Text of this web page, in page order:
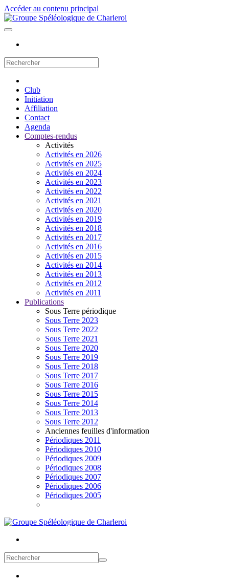
Accéder au contenu principal
Club
Initiation
Affiliation
Contact
Agenda
Comptes-rendus
Activités
Activités en 2026
Activités en 2025
Activités en 2024
Activités en 2023
Activités en 2022
Activités en 2021
Activités en 2020
Activités en 2019
Activités en 2018
Activités en 2017
Activités en 2016
Activités en 2015
Activités en 2014
Activités en 2013
Activités en 2012
Activités en 2011
Publications
Sous Terre périodique
Sous Terre 2023
Sous Terre 2022
Sous Terre 2021
Sous Terre 2020
Sous Terre 2019
Sous Terre 2018
Sous Terre 2017
Sous Terre 2016
Sous Terre 2015
Sous Terre 2014
Sous Terre 2013
Sous Terre 2012
Anciennes feuilles d'information
Périodiques 2011
Périodiques 2010
Périodiques 2009
Périodiques 2008
Périodiques 2007
Périodiques 2006
Périodiques 2005